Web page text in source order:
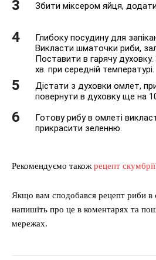
Збити міксером яйця,
Глибоку посудину для
Викласти шматочки риби,
Поставити в гарячу
хв. при середній температурі.
Дістати з духовки омлет,
повернути в духовку ще на
Готову рибу в омлеті
прикрасити зеленню.
Рекомендуємо такожрецепт
Якщо вам сподобався рецепт риби в
напишіть про це в коментарях та
мережах.